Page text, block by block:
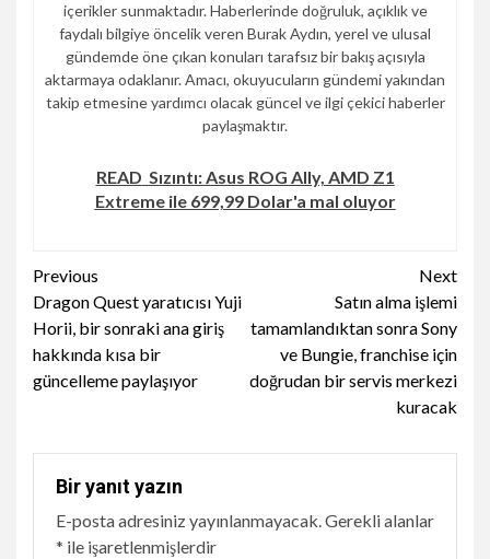
içerikler sunmaktadır. Haberlerinde doğruluk, açıklık ve
faydalı bilgiye öncelik veren Burak Aydın, yerel ve ulusal
gündemde öne çıkan konuları tarafsız bir bakış açısıyla
aktarmaya odaklanır. Amacı, okuyucuların gündemi yakından
takip etmesine yardımcı olacak güncel ve ilgi çekici haberler
paylaşmaktır.
READ Sızıntı: Asus ROG Ally, AMD Z1
Extreme ile 699,99 Dolar'a mal oluyor
Continue
Reading
Previous
Dragon Quest yaratıcısı Yuji
Horii, bir sonraki ana giriş
hakkında kısa bir
güncelleme paylaşıyor
Next
Satın alma işlemi
tamamlandıktan sonra Sony
ve Bungie, franchise için
doğrudan bir servis merkezi
kuracak
Bir yanıt yazın
E-posta adresiniz yayınlanmayacak.Gerekli alanlar
* ile işaretlenmişlerdir